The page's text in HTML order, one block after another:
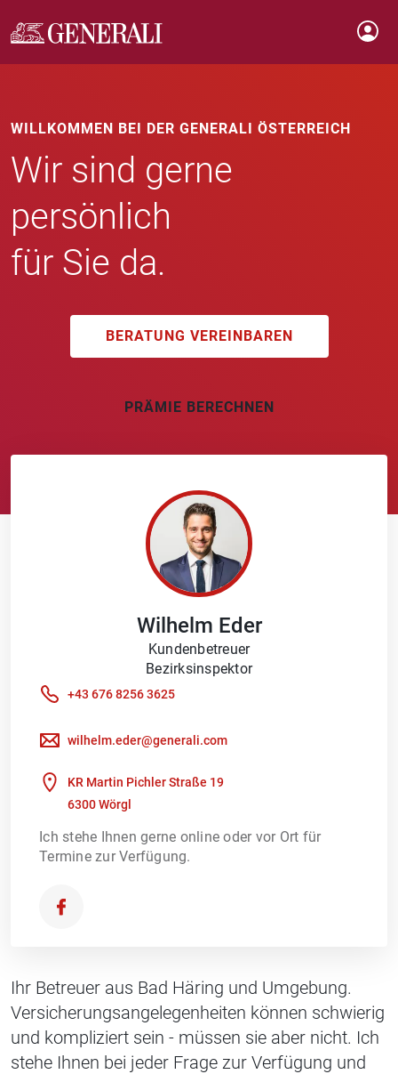
WILLKOMMEN BEI DER GENERALI ÖSTERREICH
Wir sind gerne
persönlich
für Sie da.
BERATUNG VEREINBAREN
PRÄMIE BERECHNEN
Wilhelm Eder
Kundenbetreuer
Bezirksinspektor
+43 676 8256 3625
wilhelm.eder@generali.com
KR Martin Pichler Straße 19
6300 Wörgl
Ich stehe Ihnen gerne online oder vor Ort für
Termine zur Verfügung.
Ihr Betreuer aus Bad Häring und Umgebung.
Versicherungsangelegenheiten können schwierig
und kompliziert sein - müssen sie aber nicht. Ich
stehe Ihnen bei jeder Frage zur Verfügung und